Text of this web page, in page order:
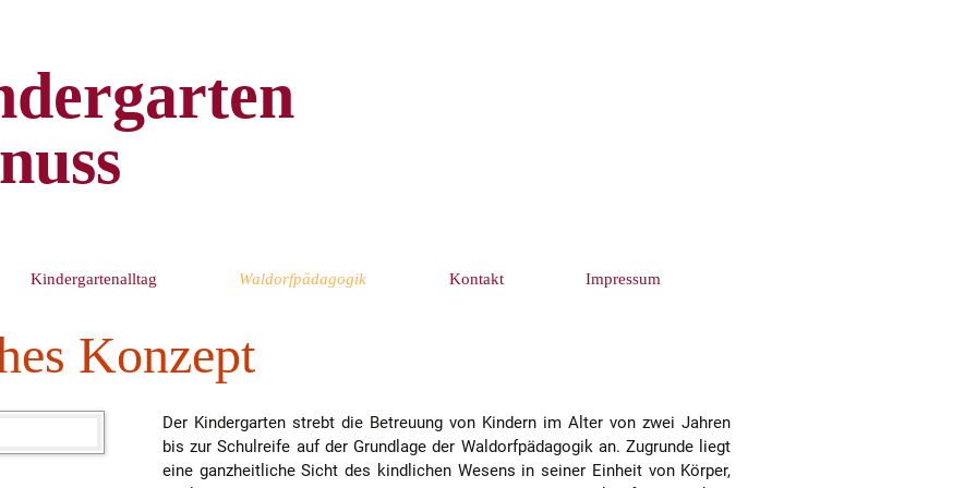
Kindergartenalltag Waldorfpädagogik
Grundlagen der
Kontakt Impressum
Konzept
Der Kindergarten strebt die Betreuung von Kindern im Alter von zwei Jahren
bis zur Schulreife auf der Grundlage der Waldorfpädagogik an. Zugrunde liegt
eine ganzheitliche Sicht des kindlichen Wesens in seiner Einheit von Körper,